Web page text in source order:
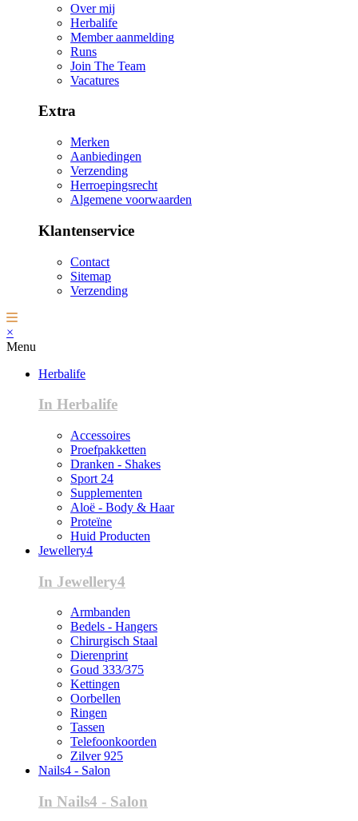
Over mij
Herbalife
Member aanmelding
Runs
Join The Team
Vacatures
Extra
Merken
Aanbiedingen
Verzending
Herroepingsrecht
Algemene voorwaarden
Klantenservice
Contact
Sitemap
Verzending
×
Menu
Herbalife
In Herbalife
Accessoires
Proefpakketten
Dranken - Shakes
Sport 24
Supplementen
Aloë - Body & Haar
Proteïne
Huid Producten
Jewellery4
In Jewellery4
Armbanden
Bedels - Hangers
Chirurgisch Staal
Dierenprint
Goud 333/375
Kettingen
Oorbellen
Ringen
Tassen
Telefoonkoorden
Zilver 925
Nails4 - Salon
In Nails4 - Salon